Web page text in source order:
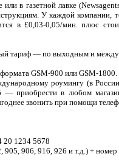
в газетной лавке
У каждой
в £0,03-0,05/мин. плюс
тариф — по выходным и
GSM-900 или GSM-
роумингу (в
приобрести в любом
звонить при помощи
20 1234 5678
905, 906, 916, 926 и т.д.) +